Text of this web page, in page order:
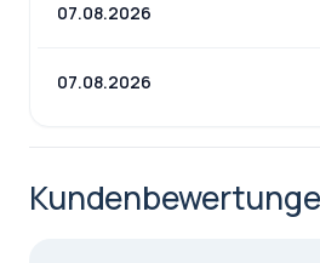
07.08.2026
07.08.2026